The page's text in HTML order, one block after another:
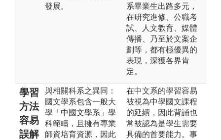
發展。
系畢業生出路多元，
在研究進修、公職考
試、人文教育、媒體
傳播、乃至於文案企
劃等，都有極優異的
表現，深獲各界肯
定。
學習
方法
容易
誤解
與相關科系之異同：
國文學系包含一般大
學「中國文學系」學
科範疇，且擁有專業
師資培育資源，因此
在中文系的學習容易
被視為中學國文課程
的延續，因此背誦也
常被認為是學生需要
具備的首要能力。事